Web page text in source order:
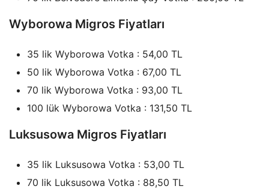
Wyborowa Migros Fiyatları
35 lik Wyborowa Votka : 54,00 TL
50 lik Wyborowa Votka : 67,00 TL
70 lik Wyborowa Votka : 93,00 TL
100 lük Wyborowa Votka : 131,50 TL
Luksusowa Migros Fiyatları
35 lik Luksusowa Votka : 53,00 TL
70 lik Luksusowa Votka : 88,50 TL